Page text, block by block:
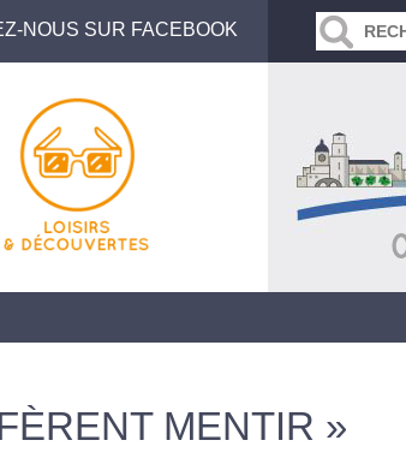
NOUS SUR FACEBOOK
MENTIR »